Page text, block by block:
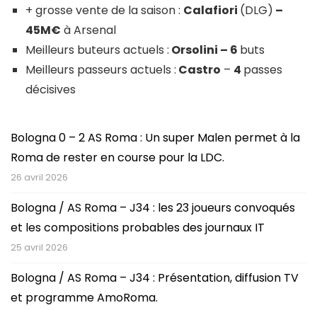
+ grosse vente de la saison : Calafiori (DLG) –
45M€ à Arsenal
Meilleurs buteurs actuels : Orsolini – 6 buts
Meilleurs passeurs actuels : Castro – 4 passes
décisives
Bologna 0 – 2 AS Roma : Un super Malen permet à la
Roma de rester en course pour la LDC.
26 avril 2026
Bologna / AS Roma – J34 : les 23 joueurs convoqués
et les compositions probables des journaux IT
25 avril 2026
Bologna / AS Roma – J34 : Présentation, diffusion TV
et programme AmoRoma.